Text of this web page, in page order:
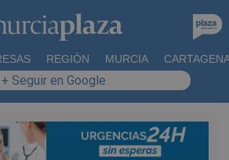
REGIÓN MURCIA
+ Seguir en Google